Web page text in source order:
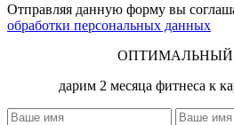
Отправляя данную форму вы
обработки персональных данных
ОПТИМАЛЬНЫЙ
дарим 2 месяца фитнеса к